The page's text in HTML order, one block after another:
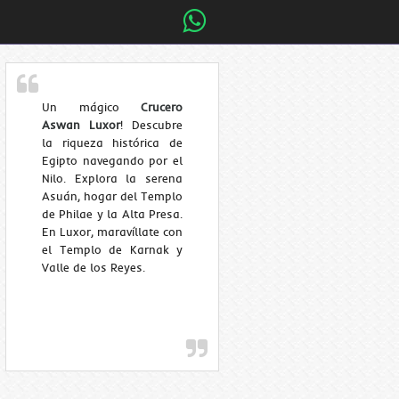
Un mágico Crucero
Aswan Luxor! Descubre
la riqueza histórica de
Egipto navegando por el
Nilo. Explora la serena
Asuán, hogar del Templo
de Philae y la Alta Presa.
En Luxor, maravíllate con
el Templo de Karnak y
Valle de los Reyes.